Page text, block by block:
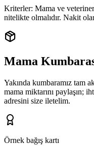
Kriterler: Mama ve
nitelikte olmalıdır. Nakit
Mama
Yakında kumbaramız tam
mama miktarını paylaşın;
adresini size iletelim.
Örnek bağış kartı